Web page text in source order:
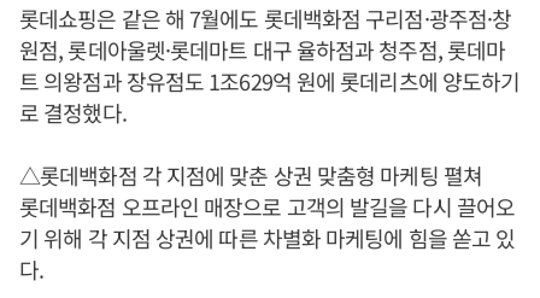
롯데쇼핑은 같은 해 7월에도 롯데백화점 구리점·광주점·창
원점, 롯데아울렛·롯데마트 대구 율하점과 청주점, 롯데마
트 의왕점과 장유점도 1조629억 원에 롯데리츠에 양도하기
로 결정했다.
△롯데백화점 각 지점에 맞춘 상권 맞춤형 마케팅 펼쳐
롯데백화점 오프라인 매장으로 고객의 발길을 다시 끌어오
기 위해 각 지점 상권에 따른 차별화 마케팅에 힘을 쏟고 있
다.